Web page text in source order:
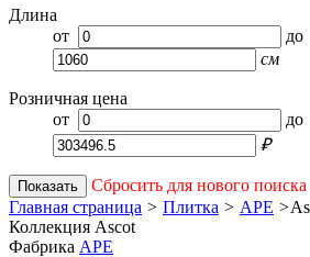
Длина
от
до
см
Розничная цена
от
до
₽
Показать
Сбросить для нового поиска
Главная страница > Плитка > APE >
Коллекция Ascot
Фабрика APE